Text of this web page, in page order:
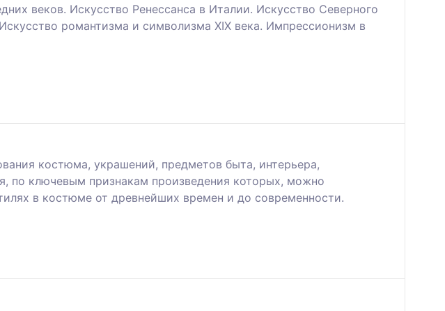
веков. Искусство Ренессанса в Италии. Искусство Северного
романтизма и символизма ХІХ века. Импрессионизм в
костюма, украшений, предметов быта, интерьера,
по ключевым признакам произведения которых, можно
в костюме от древнейших времен и до современности.